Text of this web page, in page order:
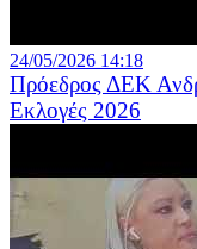
24/05/2026 14:18
Πρόεδρος ΔΕΚ
Εκλογές 2026